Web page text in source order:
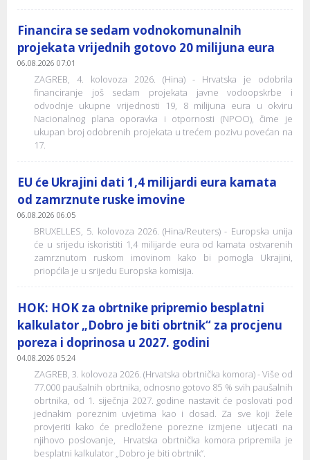
Financira se sedam vodnokomunalnih
projekata vrijednih gotovo 20 milijuna eura
06.08.2026 07:01
ZAGREB, 4. kolovoza 2026. (Hina) - Hrvatska je odobrila
financiranje još sedam projekata javne vodoopskrbe i
odvodnje ukupne vrijednosti 19, 8 milijuna eura u okviru
Nacionalnog plana oporavka i otpornosti (NPOO), čime je
ukupan broj odobrenih projekata u trećem pozivu povećan na
17.
EU će Ukrajini dati 1,4 milijardi eura kamata
od zamrznute ruske imovine
06.08.2026 06:05
BRUXELLES, 5. kolovoza 2026. (Hina/Reuters) - Europska unija
će u srijedu iskoristiti 1,4 milijarde eura od kamata ostvarenih
zamrznutom ruskom imovinom kako bi pomogla Ukrajini,
priopćila je u srijedu Europska komisija.
HOK: HOK za obrtnike pripremio besplatni
kalkulator „Dobro je biti obrtnik“ za procjenu
poreza i doprinosa u 2027. godini
04.08.2026 05:24
ZAGREB, 3. kolovoza 2026. (Hrvatska obrtnička komora) - Više od
77.000 paušalnih obrtnika, odnosno gotovo 85 % svih paušalnih
obrtnika, od 1. siječnja 2027. godine nastavit će poslovati pod
jednakim poreznim uvjetima kao i dosad. Za sve koji žele
provjeriti kako će predložene porezne izmjene utjecati na
njihovo poslovanje, Hrvatska obrtnička komora pripremila je
besplatni kalkulator „Dobro je biti obrtnik“.